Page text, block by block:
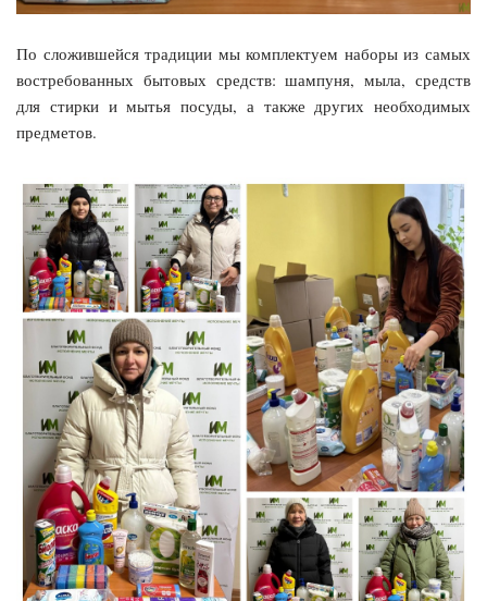
По сложившейся традиции мы комплектуем наборы из самых
востребованных бытовых средств: шампуня, мыла, средств
для стирки и мытья посуды, а также других необходимых
предметов.